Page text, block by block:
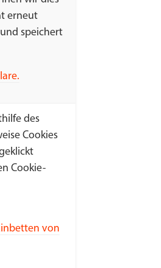
erneut
speichert
des
Cookies
Cookie-
von